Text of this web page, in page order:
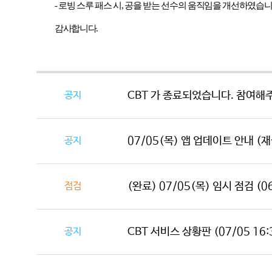
-로빙 스루 패스 시 ,공을 받는 선수의 움직임을 개선하였습
감사합니다.
공지 CBT 가 종료되었습니다. 참여해
공지 07/05(목) 앱 업데이트 안내 (
점검 (완료) 07/05(목) 임시 점검
공지 CBT 서비스 상황판 (07/05